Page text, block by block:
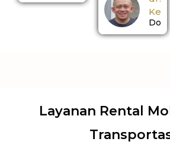
Layanan Rental